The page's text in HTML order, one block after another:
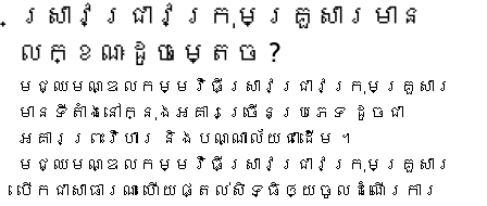
ស្រាវជ្រាវ​ក្រុមគ្រួសារ​មាន​
លក្ខណៈ​ដូចម្តេច ?
មជ្ឈមណ្ឌល​កម្មវិធី​ស្រាវជ្រាវ​ក្រុមគ្រួសារ​
មាន​ទីតាំង​នៅក្នុង​អគារ​ច្រើន​ប្រភេទ ដូចជា​
អគារ​ព្រះវិហារ និង​បណ្ណាល័យ​ជាដើម ។
មជ្ឈមណ្ឌល​កម្មវិធី​ស្រាវជ្រាវ​ក្រុមគ្រួសារ​
បើក​ជា​សាធារណៈ ហើយ​ផ្តល់​សិទ្ធិ​ឲ្យ​ចូល​ដំណើរការ​